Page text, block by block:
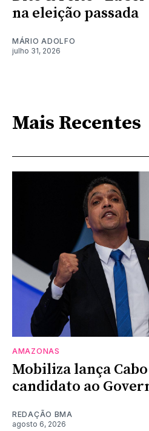
na eleição passada
MÁRIO ADOLFO
julho 31, 2026
Mais Recentes
AMAZONAS
Mobiliza lança
candidato ao
REDAÇÃO BMA
agosto 6, 2026